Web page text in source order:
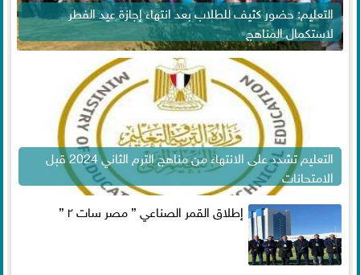
التعليم: حضور كثيف للطلاب بعد انتهاء إجازة عيد الفطر
لاستكمال المناهج
التعليم تشدد على الانتهاء من مناهج الترم الثاني 2024 قبل
الامتحانات
إطلاق القمر الصناعي ” مصر سات ٢ ”